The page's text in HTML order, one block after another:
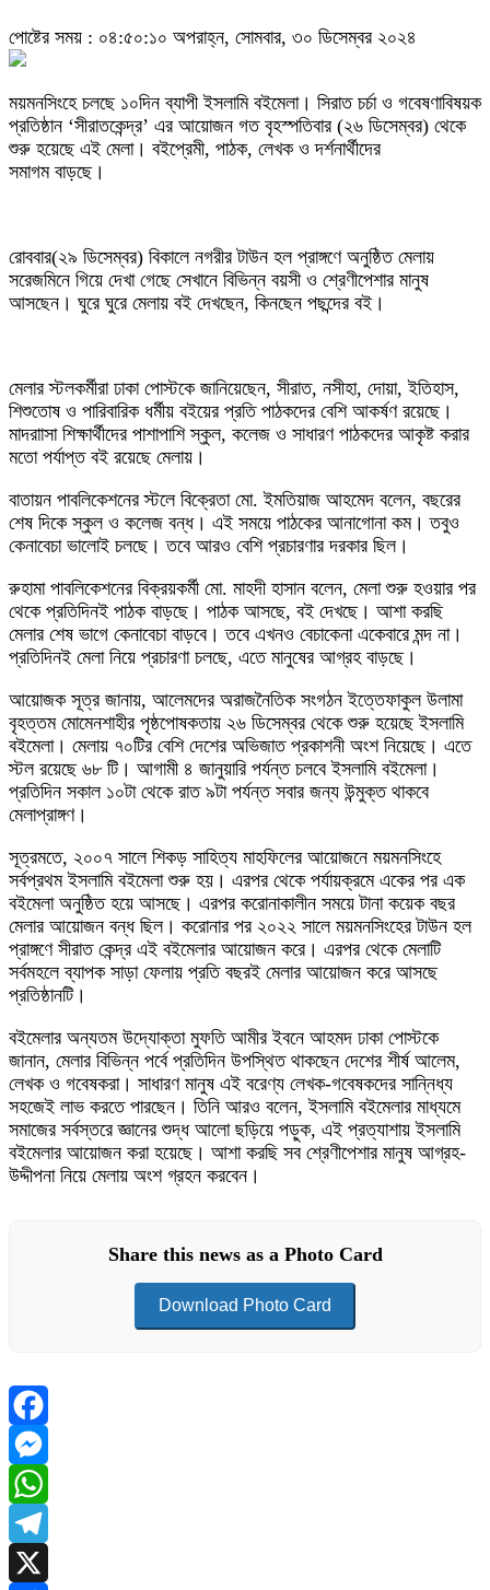
পোষ্টের সময় : ০৪:৫০:১০ অপরাহ্ন, সোমবার, ৩০ ডিসেম্বর ২০২৪
ময়মনসিংহে চলছে ১০দিন ব্যাপী ইসলামি বইমেলা। সিরাত চর্চা ও গবেষণাবিষয়ক
প্রতিষ্ঠান ‘সীরাতকেন্দ্র’ এর আয়োজন গত বৃহস্পতিবার (২৬ ডিসেম্বর) থেকে
শুরু হয়েছে এই মেলা। বইপ্রেমী, পাঠক, লেখক ও দর্শনার্থীদের
সমাগম বাড়ছে।
রোববার(২৯ ডিসেম্বর) বিকালে নগরীর টাউন হল প্রাঙ্গণে অনুষ্ঠিত মেলায়
সরেজমিনে গিয়ে দেখা গেছে সেখানে বিভিন্ন বয়সী ও শ্রেণীপেশার মানুষ
আসছেন। ঘুরে ঘুরে মেলায় বই দেখছেন, কিনছেন পছন্দের বই।
মেলার স্টলকর্মীরা ঢাকা পোস্টকে জানিয়েছেন, সীরাত, নসীহা, দোয়া, ইতিহাস,
শিশুতোষ ও পারিবারিক ধর্মীয় বইয়ের প্রতি পাঠকদের বেশি আকর্ষণ রয়েছে।
মাদরাাসা শিক্ষার্থীদের পাশাপাশি স্কুল, কলেজ ও সাধারণ পাঠকদের আকৃষ্ট করার
মতো পর্যাপ্ত বই রয়েছে মেলায়।
বাতায়ন পাবলিকেশনের স্টলে বিক্রেতা মো. ইমতিয়াজ আহমেদ বলেন, বছরের
শেষ দিকে স্কুল ও কলেজ বন্ধ। এই সময়ে পাঠকের আনাগোনা কম। তবুও
কেনাবেচা ভালোই চলছে। তবে আরও বেশি প্রচারণার দরকার ছিল।
রুহামা পাবলিকেশনের বিক্রয়কর্মী মো. মাহদী হাসান বলেন, মেলা শুরু হওয়ার পর
থেকে প্রতিদিনই পাঠক বাড়ছে। পাঠক আসছে, বই দেখছে। আশা করছি
মেলার শেষ ভাগে কেনাবেচা বাড়বে। তবে এখনও বেচাকেনা একেবারে মন্দ না।
প্রতিদিনই মেলা নিয়ে প্রচারণা চলছে, এতে মানুষের আগ্রহ বাড়ছে।
আয়োজক সূত্র জানায়, আলেমদের অরাজনৈতিক সংগঠন ইত্তেফাকুল উলামা
বৃহত্তম মোমেনশাহীর পৃষ্ঠপোষকতায় ২৬ ডিসেম্বর থেকে শুরু হয়েছে ইসলামি
বইমেলা। মেলায় ৭০টির বেশি দেশের অভিজাত প্রকাশনী অংশ নিয়েছে। এতে
স্টল রয়েছে ৬৮ টি। আগামী ৪ জানুয়ারি পর্যন্ত চলবে ইসলামি বইমেলা।
প্রতিদিন সকাল ১০টা থেকে রাত ৯টা পর্যন্ত সবার জন্য উন্মুক্ত থাকবে
মেলাপ্রাঙ্গণ।
সূত্রমতে, ২০০৭ সালে শিকড় সাহিত্য মাহফিলের আয়োজনে ময়মনসিংহে
সর্বপ্রথম ইসলামি বইমেলা শুরু হয়। এরপর থেকে পর্যায়ক্রমে একের পর এক
বইমেলা অনুষ্ঠিত হয়ে আসছে। এরপর করোনাকালীন সময়ে টানা কয়েক বছর
মেলার আয়োজন বন্ধ ছিল। করোনার পর ২০২২ সালে ময়মনসিংহের টাউন হল
প্রাঙ্গণে সীরাত কেন্দ্র এই বইমেলার আয়োজন করে। এরপর থেকে মেলাটি
সর্বমহলে ব্যাপক সাড়া ফেলায় প্রতি বছরই মেলার আয়োজন করে আসছে
প্রতিষ্ঠানটি।
বইমেলার অন্যতম উদ্যোক্তা মুফতি আমীর ইবনে আহমদ ঢাকা পোস্টকে
জানান, মেলার বিভিন্ন পর্বে প্রতিদিন উপস্থিত থাকছেন দেশের শীর্ষ আলেম,
লেখক ও গবেষকরা। সাধারণ মানুষ এই বরেণ্য লেখক-গবেষকদের সান্নিধ্য
সহজেই লাভ করতে পারছেন। তিনি আরও বলেন, ইসলামি বইমেলার মাধ্যমে
সমাজের সর্বস্তরে জ্ঞানের শুদ্ধ আলো ছড়িয়ে পড়ুক, এই প্রত্যাশায় ইসলামি
বইমেলার আয়োজন করা হয়েছে। আশা করছি সব শ্রেণীপেশার মানুষ আগ্রহ-
উদ্দীপনা নিয়ে মেলায় অংশ গ্রহন করবেন।
Share this news as a Photo Card
Download Photo Card
Facebook
Messenger
WhatsApp
Telegram